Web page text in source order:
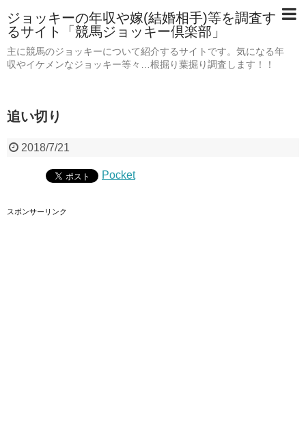
ジョッキーの年収や嫁(結婚相手)等を調査す
るサイト「競馬ジョッキー倶楽部」
主に競馬のジョッキーについて紹介するサイトです。気になる年
収やイケメンなジョッキー等々…根掘り葉掘り調査します！！
追い切り
2018/7/21
Pocket
スポンサーリンク